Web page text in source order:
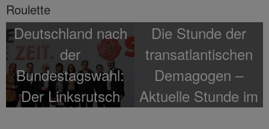
Roulette
Deutschland nach
der
Bundestagswahl:
Der Linksrutsch
Die Stunde der
transatlantischen
Demagogen –
Aktuelle Stunde im